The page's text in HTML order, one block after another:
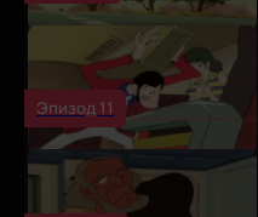
Эпизод 11